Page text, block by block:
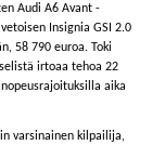
Audi A6 Avant -
Insignia GSI 2.0
58 790 euroa. Toki
irtoaa tehoa 22
aika
varsinainen kilpailija,